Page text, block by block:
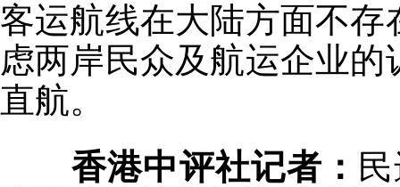
客运航线在大陆方面不
虑两岸民众及航运企业
直航。
香港中评社记者：